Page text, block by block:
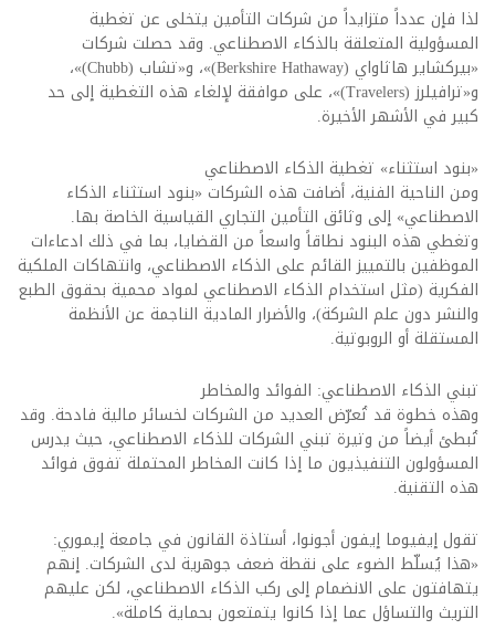
لذا فإن عدداً متزايداً من شركات التأمين يتخلى عن تغطية
المسؤولية المتعلقة بالذكاء الاصطناعي. وقد حصلت شركات
«بيركشاير هاثاواي (Berkshire Hathaway)»، و«تشاب (Chubb)»،
و«ترافيلرز (Travelers)»، على موافقة لإلغاء هذه التغطية إلى حد
كبير في الأشهر الأخيرة.
«بنود استثناء» تغطية الذكاء الاصطناعي
ومن الناحية الفنية، أضافت هذه الشركات «بنود استثناء الذكاء
الاصطناعي» إلى وثائق التأمين التجاري القياسية الخاصة بها.
وتغطي هذه البنود نطاقاً واسعاً من القضايا، بما في ذلك ادعاءات
الموظفين بالتمييز القائم على الذكاء الاصطناعي، وانتهاكات الملكية
الفكرية (مثل استخدام الذكاء الاصطناعي لمواد محمية بحقوق الطبع
والنشر دون علم الشركة)، والأضرار المادية الناجمة عن الأنظمة
المستقلة أو الروبوتية.
تبني الذكاء الاصطناعي: الفوائد والمخاطر
وهذه خطوة قد تُعرّض العديد من الشركات لخسائر مالية فادحة. وقد
تُبطئ أيضاً من وتيرة تبني الشركات للذكاء الاصطناعي، حيث يدرس
المسؤولون التنفيذيون ما إذا كانت المخاطر المحتملة تفوق فوائد
هذه التقنية.
تقول إيفيوما إيفون أجونوا، أستاذة القانون في جامعة إيموري:
«هذا يُسلّط الضوء على نقطة ضعف جوهرية لدى الشركات. إنهم
يتهافتون على الانضمام إلى ركب الذكاء الاصطناعي، لكن عليهم
التريث والتساؤل عما إذا كانوا يتمتعون بحماية كاملة».